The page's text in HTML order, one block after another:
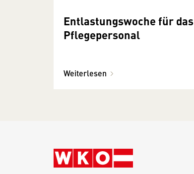
Ent­lastungs­woche für das
Pflege­personal
Weiterlesen